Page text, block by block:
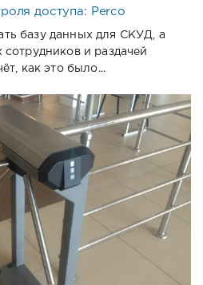
доступа: Perco
базу данных для СКУД, а
сотрудников и раздачей
как это было...